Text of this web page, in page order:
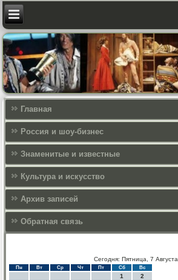
Главная
Россия и шоу-бизнес
Знаменитые и известные
Культура и искусcтво
Архив записей
Обратная связь
Сегодня: Пятница, 7 Августа
Пн Вт Ср Чт Пт Сб Вс
1
2